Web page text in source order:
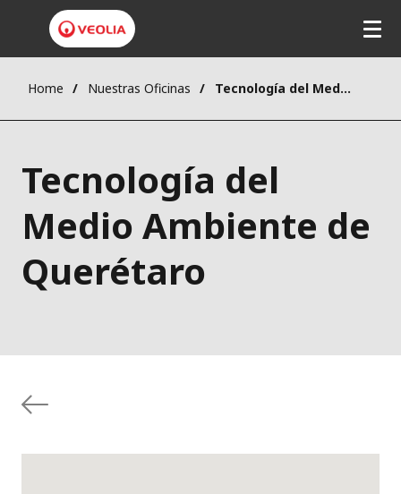
Home Nuestras Oficinas Tecnología del Medio Ambiente de Querétaro
Tecnología del
Medio Ambiente de
Querétaro